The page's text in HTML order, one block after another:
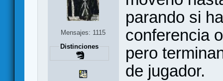
Mensajes: 1115
Distinciones
parando si
conferencia
pero
de jugador.